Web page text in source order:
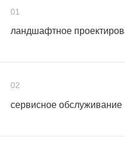
01
ландшафтное
02
сервисное обслуживание